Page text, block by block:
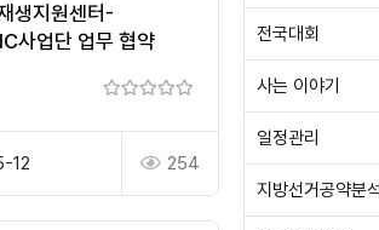
생지원센터-
사업단 업무 협약
12 254
전국대회
사는 이야기
일정관리
지방선거공약분